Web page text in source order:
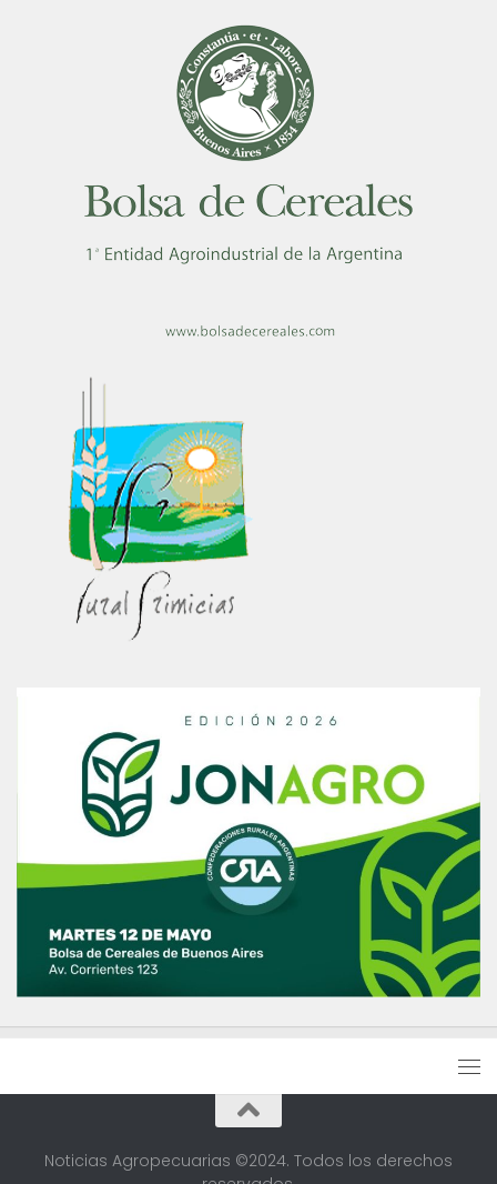
Noticias Agropecuarias ©2024. Todos los derechos